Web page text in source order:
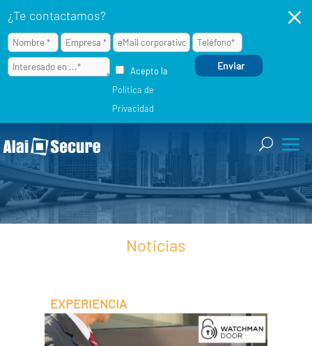
¿Te contactamos?
Acepto la
Política de
Privacidad
M
Noticias